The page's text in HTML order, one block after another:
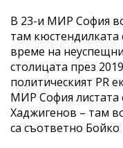
В 23-и МИР София
там кюстендилката
време на
столицата през
политическият PR
МИР София листата
Хаджигенов – там
са съответно